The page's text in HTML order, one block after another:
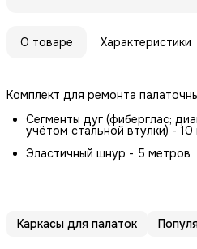
О товаре Характеристики
Комплект для ремонта
Сегменты дуг (фиберглас;
учётом стальной втулки) - 10
Эластичный шнур - 5 метров
Каркасы для палаток